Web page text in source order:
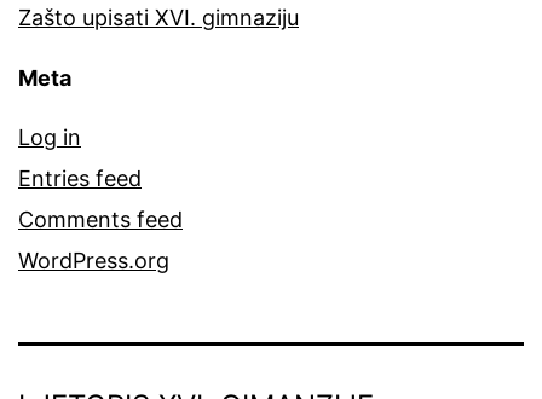
Zašto upisati XVI. gimnaziju
Meta
Log in
Entries feed
Comments feed
WordPress.org